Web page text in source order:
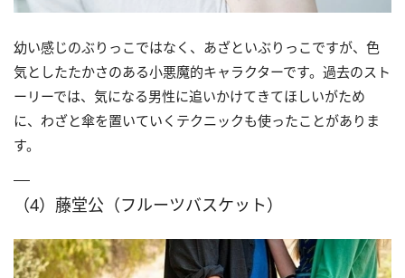
幼い感じのぶりっこではなく、あざといぶりっこですが、色
気としたたかさのある小悪魔的キャラクターです。過去のスト
ーリーでは、気になる男性に追いかけてきてほしいがため
に、わざと傘を置いていくテクニックも使ったことがありま
す。
（4）藤堂公（フルーツバスケット）